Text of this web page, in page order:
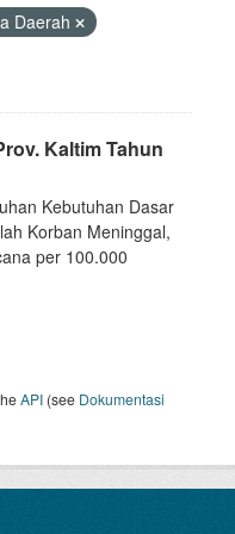
Daerah
Kaltim Tahun
Kebutuhan Dasar
Korban Meninggal,
per 100.000
API (see Dokumentasi